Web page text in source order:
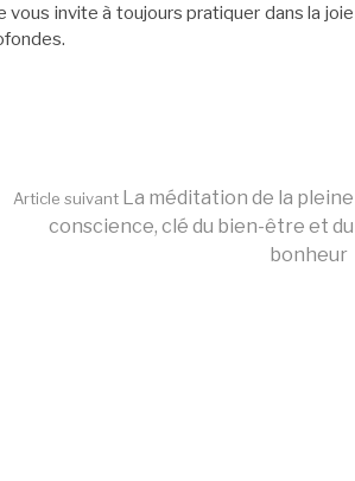
invite à toujours pratiquer dans la joie
Article suivant La méditation de la pleine
conscience, clé du bien-être et du
bonheur